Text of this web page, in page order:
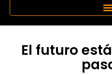
El futuro